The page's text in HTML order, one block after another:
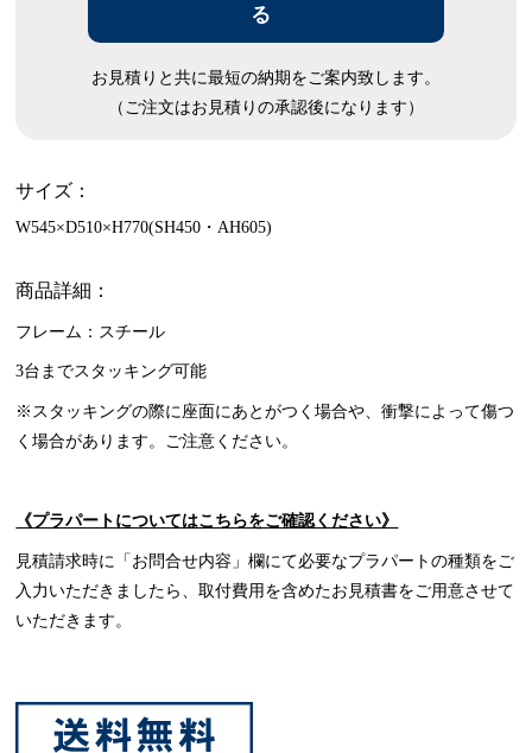
る
お見積りと共に最短の納期をご案内致します。
（ご注文はお見積りの承認後になります）
サイズ：
W545×D510×H770(SH450・AH605)
商品詳細：
フレーム：スチール
3台までスタッキング可能
※スタッキングの際に座面にあとがつく場合や、衝撃によって傷つ
く場合があります。ご注意ください。
《プラパートについてはこちらをご確認ください》
見積請求時に「お問合せ内容」欄にて必要なプラパートの種類をご
入力いただきましたら、取付費用を含めたお見積書をご用意させて
いただきます。